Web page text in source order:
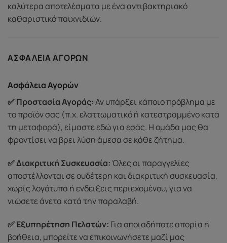
καλύτερα αποτελέσματα με ένα αντιβακτηριακό
καθαριστικό παιχνιδιών.
ΑΣΦΆΛΕΙΑ ΑΓΟΡΏΝ
Ασφάλεια Αγορών
✅ Προστασία Αγοράς:Αν υπάρξει κάποιο πρόβλημα με
το προϊόν σας (π.χ. ελαττωματικό ή κατεστραμμένο κατά
τη μεταφορά), είμαστε εδώ για εσάς. Η ομάδα μας θα
φροντίσει να βρει λύση άμεσα σε κάθε ζήτημα.
✅ Διακριτική Συσκευασία:Όλες οι παραγγελίες
αποστέλλονται σε ουδέτερη και διακριτική συσκευασία,
χωρίς λογότυπα ή ενδείξεις περιεχομένου, για να
νιώσετε άνετα κατά την παραλαβή.
✅ Εξυπηρέτηση Πελατών: Για οποιαδήποτε απορία ή
βοήθεια, μπορείτε να επικοινωνήσετε μαζί μας